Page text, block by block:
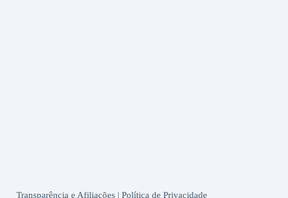
Transparência e Afiliações| Política de Privacidade